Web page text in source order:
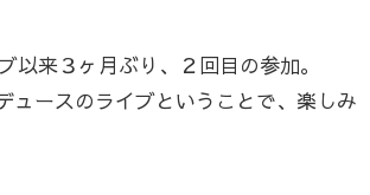
来３ヶ月ぶり、２回目の参加。
ュースのライブということで、楽しみ